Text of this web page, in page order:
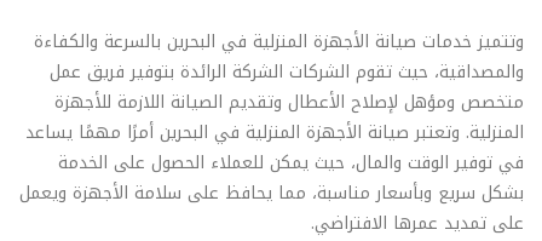
وتتميز خدمات صيانة الأجهزة المنزلية في البحرين بالسرعة والكفاءة
والمصداقية، حيث تقوم الشركات الشركة الرائدة بتوفير فريق عمل
متخصص ومؤهل لإصلاح الأعطال وتقديم الصيانة اللازمة للأجهزة
المنزلية. وتعتبر صيانة الأجهزة المنزلية في البحرين أمرًا مهمًا يساعد
في توفير الوقت والمال، حيث يمكن للعملاء الحصول على الخدمة
بشكل سريع وبأسعار مناسبة، مما يحافظ على سلامة الأجهزة ويعمل
على تمديد عمرها الافتراضي.